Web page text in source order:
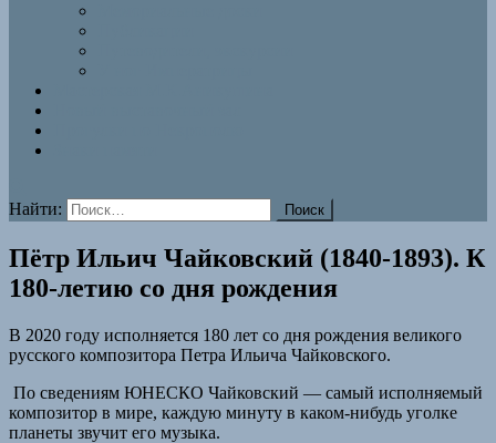
Найти:
Пётр Ильич Чайковский (1840-1893). К
180-летию со дня рождения
В 2020 году исполняется 180 лет со дня рождения великого
русского композитора Петра Ильича Чайковского.
По сведениям ЮНЕСКО Чайковский — самый исполняемый
композитор в мире, каждую минуту в каком-нибудь уголке
планеты звучит его музыка.